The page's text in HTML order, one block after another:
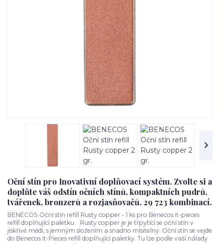
Oční stín pro Inovativní doplňovací systém. Zvolte si a
doplňte váš odstín očních stínů, kompaktních pudrů,
tvářenek, bronzerů a rozjasňovačů. 29 723 kombinací.
BENECOS Oční stín refill Rusty copper - 1 ks pro Benecos it-pieces
refill doplňující paletku. Rusty copper je je třpytící se oční stín v
jiskřivé mědi, s jemným složením a snadno mísitelný. Oční stín se vejde
do Benecos it-Pieces refill doplňující paletky. Tu lze podle vaší nálady